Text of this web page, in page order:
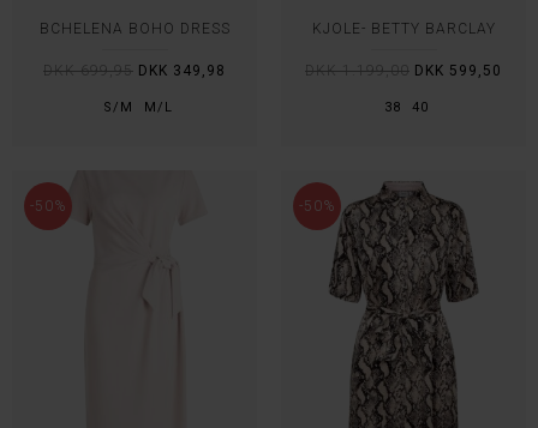
S/M M/L
BCHELENA BOHO DRESS
DKK 699,95 DKK 349,98
38 40
KJOLE- BETTY BARCLAY
DKK 1.199,00 DKK 599,50
-50% -50%